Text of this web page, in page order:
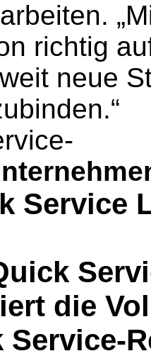
richtig
neue
Service
die
Service-